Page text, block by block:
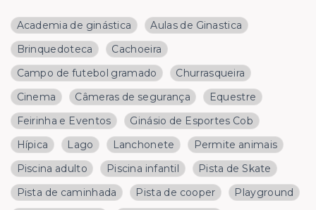
Academia de ginástica
Aulas de Ginastica
Brinquedoteca
Cachoeira
Campo de futebol gramado
Churrasqueira
Cinema
Câmeras de segurança
Equestre
Feirinha e Eventos
Ginásio de Esportes Cob
Hípica
Lago Lanchonete
Permite animais
Piscina adulto
Piscina infantil
Pista de Skate
Pista de caminhada
Pista de cooper
Playground